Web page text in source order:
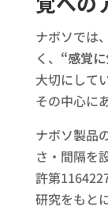
ナボソでは
く、 “感覚
大切にして
その中心に
ナボソ製品
さ・間隔を
許第
研究をもと